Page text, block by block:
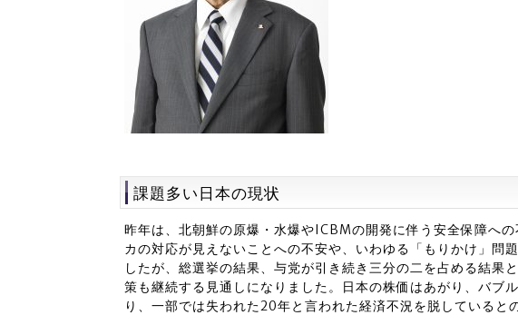
課題多い日本の現状
昨年は、北朝鮮の原爆・水爆やICBMの開発に伴う安全保障へ
カの対応が見えないことへの不安や、いわゆる「もりかけ」問
したが、総選挙の結果、与党が引き続き三分の二を占める結果
策も継続する見通しになりました。日本の株価はあがり、バブ
り、一部では失われた20年と言われた経済不況を脱していると